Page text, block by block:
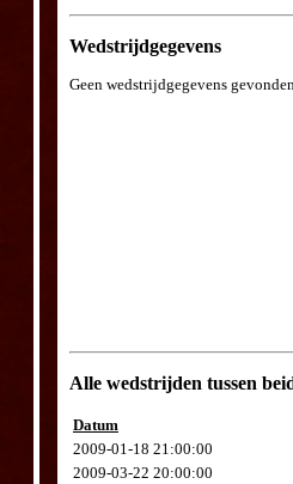
Wedstrijdgegevens
Geen wedstrijdgegevens
Alle wedstrijden tussen
Datum
2009-01-18 21:00:00
2009-03-22 20:00:00